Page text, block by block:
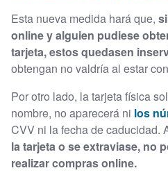
Esta nueva medida hará que,
online y alguien pudiese
tarjeta, estos quedasen
obtengan no valdría al estar
Por otro lado, la tarjeta física
nombre, no aparecerá ni los
CVV ni la fecha de caducidad.
la tarjeta o se extraviase, no
realizar compras online.